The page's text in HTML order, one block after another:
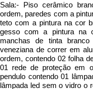
Sala:- Piso cerâmico
ordem, paredes com a
teto com a pintura na cor
gesso com a pintura na
manchas de tinta
veneziana de correr em
ordem, contendo 02 folha
01 rede de proteção em
pendulo contendo 01
lâmpada led sem o vidro o